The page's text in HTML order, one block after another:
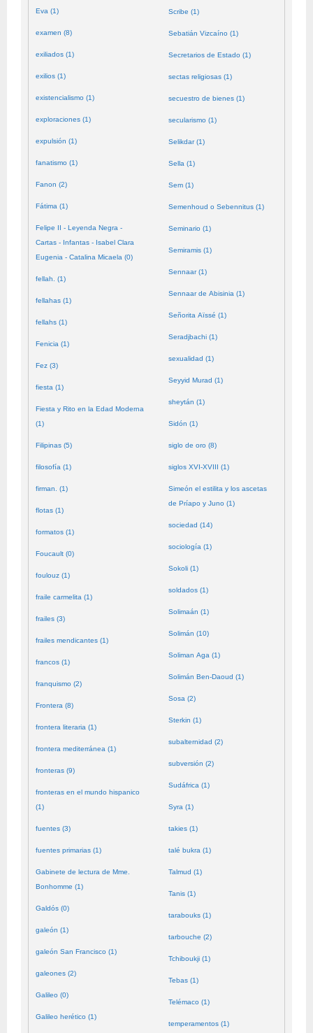
Eva (1)
examen (8)
exiliados (1)
exilios (1)
existencialismo (1)
exploraciones (1)
expulsión (1)
fanatismo (1)
Fanon (2)
Fátima (1)
Felipe II - Leyenda Negra -
Cartas - Infantas - Isabel Clara
Eugenia - Catalina Micaela (0)
fellah. (1)
fellahas (1)
fellahs (1)
Fenicia (1)
Fez (3)
fiesta (1)
Fiesta y Rito en la Edad Moderna
(1)
Filipinas (5)
filosofía (1)
firman. (1)
flotas (1)
formatos (1)
Foucault (0)
foulouz (1)
fraile carmelita (1)
frailes (3)
frailes mendicantes (1)
francos (1)
franquismo (2)
Frontera (8)
frontera literaria (1)
frontera mediterránea (1)
fronteras (9)
fronteras en el mundo hispanico
(1)
fuentes (3)
fuentes primarias (1)
Gabinete de lectura de Mme.
Bonhomme (1)
Galdós (0)
galeón (1)
galeón San Francisco (1)
galeones (2)
Galileo (0)
Galileo herético (1)
Scribe (1)
Sebatián Vizcaíno (1)
Secretarios de Estado (1)
sectas religiosas (1)
secuestro de bienes (1)
secularismo (1)
Selikdar (1)
Sella (1)
Sem (1)
Semenhoud o Sebennitus (1)
Seminario (1)
Semiramis (1)
Sennaar (1)
Sennaar de Abisinia (1)
Señorita Aïssé (1)
Seradjbachi (1)
sexualidad (1)
Seyyid Murad (1)
sheytán (1)
Sidón (1)
siglo de oro (8)
siglos XVI-XVIII (1)
Simeón el estilita y los ascetas
de Príapo y Juno (1)
sociedad (14)
sociología (1)
Sokoli (1)
soldados (1)
Solimaán (1)
Solimán (10)
Soliman Aga (1)
Solimán Ben-Daoud (1)
Sosa (2)
Sterkin (1)
subalternidad (2)
subversión (2)
Sudáfrica (1)
Syra (1)
takies (1)
talé bukra (1)
Talmud (1)
Tanis (1)
tarabouks (1)
tarbouche (2)
Tchiboukji (1)
Tebas (1)
Telémaco (1)
temperamentos (1)